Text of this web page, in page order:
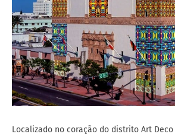
Localizado no coração do distrito Art